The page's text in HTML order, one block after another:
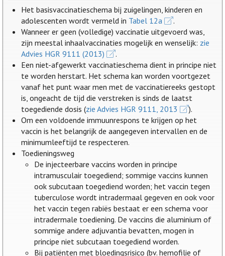
Het basisvaccinatieschema bij zuigelingen, kinderen en
adolescenten wordt vermeld in Tabel 12a
.
Wanneer er geen (volledige) vaccinatie uitgevoerd was,
zijn meestal inhaalvaccinaties mogelijk en wenselijk: zie
Advies HGR 9111 (2013)
.
Een niet-afgewerkt vaccinatieschema dient in principe niet
te worden herstart. Het schema kan worden voortgezet
vanaf het punt waar men met de vaccinatiereeks gestopt
is, ongeacht de tijd die verstreken is sinds de laatst
toegediende dosis (zie Advies HGR 9111, 2013
).
Om een voldoende immuunrespons te krijgen op het
vaccin is het belangrijk de aangegeven intervallen en de
minimumleeftijd te respecteren.
Toedieningsweg
De injecteerbare vaccins worden in principe
intramusculair toegediend; sommige vaccins kunnen
ook subcutaan toegediend worden; het vaccin tegen
tuberculose wordt intradermaal gegeven en ook voor
het vaccin tegen rabiës bestaat er een schema voor
intradermale toediening. De vaccins die aluminium of
sommige andere adjuvantia bevatten, mogen in
principe niet subcutaan toegediend worden.
Bij patiënten met bloedingsrisico (bv. hemofilie of